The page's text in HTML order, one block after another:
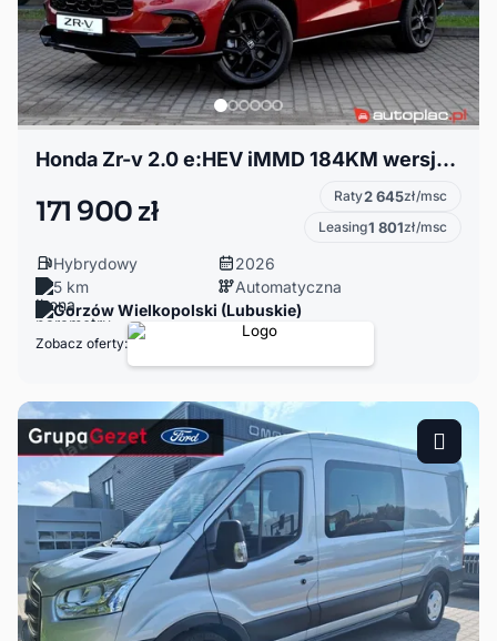
Honda Zr-v 2.0 e:HEV iMMD 184KM wersja Sport
171 900 zł Raty2 645zł/msc
Leasing1 801zł/msc
Hybrydowy
2026
5 km
Automatyczna
Gorzów Wielkopolski (Lubuskie)
Zobacz oferty: